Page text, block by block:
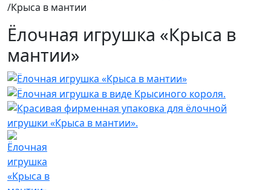
/Крыса в мантии
Ёлочная игрушка «Крыса в
мантии»